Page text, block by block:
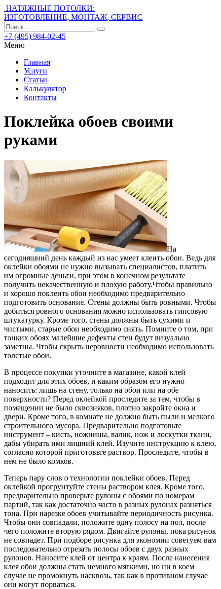
НАТЯЖНЫЕ ПОТОЛКИ:
ИЗГОТОВЛЕНИЕ, МОНТАЖ, СЕРВИС
+7 (495) 984-02-45
Меню
Главная
Услуги
Статьи
Калькулятор
Контакты
Поклейка обоев своими
руками
На
сегодняшний день каждый из нас умеет клеить обои. Ведь для
оклейки обоями не нужно вызывать специалистов, платить
им огромные деньги, при этом в конечном результате
получить некачественную и плохую работу.Чтобы правильно
и хорошо поклеить обои необходимо предварительно
подготовить основание. Стены должны быть ровными. Чтобы
добиться ровного основания можно использовать гипсовую
штукатурку. Кроме того, стены должны быть сухими и
чистыми, старые обои необходимо снять. Помните о том, при
тонких обоях малейшие дефекты стен будут визуально
заметны. Чтобы скрыть неровности необходимо использовать
толстые обои.
В процессе покупки уточните в магазине, какой клей
подходит для этих обоев, и каким образом его нужно
наносить: лишь на стену, только на обои или на обе
поверхности? Перед оклейкой проследите за тем, чтобы в
помещении не было сквозняков, плотно закройте окна и
двери. Кроме того, в комнате не должно быть пыли и мелкого
строительного мусора. Предварительно подготовьте
инструмент – кисть, ножницы, валик, нож и лоскутки ткани,
дабы убирать ими лишний клей. Изучите инструкцию к клею,
согласно которой приготовьте раствор. Проследите, чтобы в
нем не было комков.
Теперь пару слов о технологии поклейки обоев. Перед
оклейкой прогрунтуйте стены раствором клея. Кроме того,
предварительно проверьте рулоны с обоями по номерам
партий, так как достаточно часто в разных рулонах разняться
тона. При нарезке обоев учитывайте периодичность рисунка.
Чтобы они совпадали, положите одну полосу на пол, после
чего положите вторую рядом. Двигайте рулоны, пока рисунок
не совпадет. При подборе рисунка для экономии советуем вам
последовательно отрезать полосы обоев с двух разных
рулонов. Наносите клей от центра к краям. После нанесения
клея обои должны стать немного мягкими, но ни в коем
случае не промокнуть насквозь, так как в противном случае
они могут порваться.